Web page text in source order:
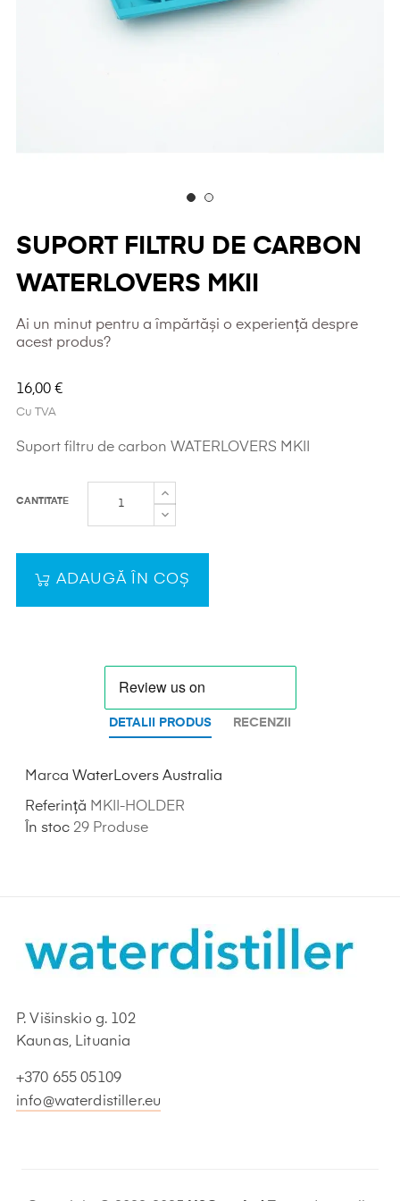
SUPORT FILTRU DE CARBON
WATERLOVERS MKII
Ai un minut pentru a împărtăși o experiență despre
acest produs?
16,00 €
Cu TVA
Suport filtru de carbon WATERLOVERS MKII
CANTITATE
ADAUGĂ ÎN COȘ
DETALII PRODUS RECENZII
Marca WaterLovers Australia
Referință MKII-HOLDER
În stoc 29 Produse
P. Višinskio g. 102
Kaunas, Lituania
+370 655 05109
info@waterdistiller.eu